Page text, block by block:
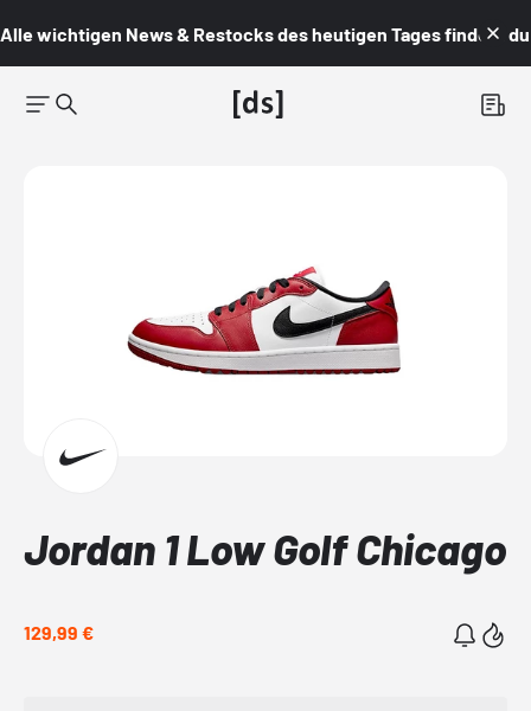
Alle wichtigen News & Restocks des heutigen Tages findest du
Jordan 1 Low Golf Chicago
129,99 €